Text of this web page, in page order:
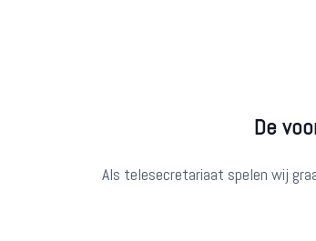
De
Als telesecretariaat spelen wij